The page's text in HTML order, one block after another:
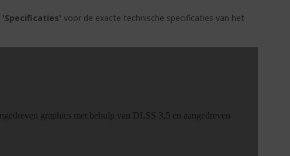
'Specificaties' voor de exacte technische specificaties van het